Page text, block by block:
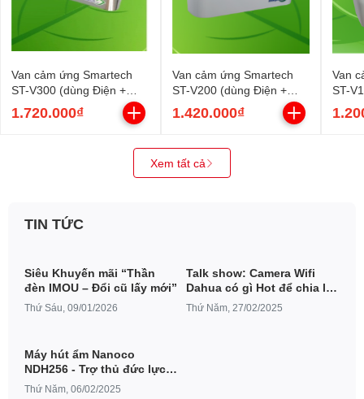
Van cảm ứng Smartech
ST-V300 (dùng Điện +
Pin)
1.720.000₫
Van cảm ứng Smartech
ST-V200 (dùng Điện +
Pin)
1.420.000₫
Van
ST-
Xem tất cả
TIN TỨC
Siêu Khuyến mãi “Thần
đèn IMOU – Đổi cũ lấy mới”
Thứ Sáu, 09/01/2026
Talk show: Camera Wifi
Dahua có gì Hot để chia lại
miếng bánh thị phần năm
Thứ Năm, 27/02/2025
Máy hút ẩm Nanoco
NDH256 - Trợ thủ đức lực
lúc giao mùa
Thứ Năm, 06/02/2025